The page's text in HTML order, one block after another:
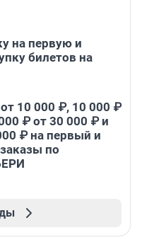
на первую и
билетов на
10 000 ₽, 10 000 ₽
₽ от 30 000 ₽ и
₽ на первый и
по